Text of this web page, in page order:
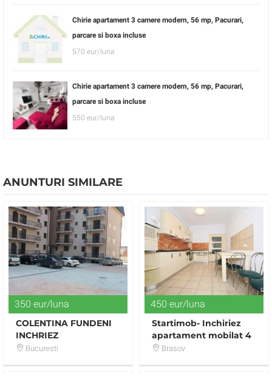
Chirie apartament 3 camere modern, 56 mp, Pacurari,
parcare si boxa incluse
570 eur/luna
Chirie apartament 3 camere modern, 56 mp, Pacurari,
parcare si boxa incluse
550 eur/luna
ANUNTURI SIMILARE
350 eur/luna
COLENTINA FUNDENI
INCHRIEZ
GARSONIERA
Bucuresti
450 eur/luna
Startimob- Inchiriez
apartament mobilat 4
camere in vila
Brasov